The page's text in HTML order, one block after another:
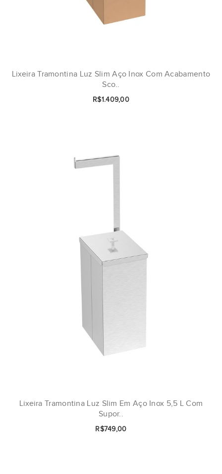
Lixeira Tramontina Luz Slim Aço Inox Com Acabamento
Sco..
R$1.409,00
Lixeira Tramontina Luz Slim Em Aço Inox 5,5 L Com
Supor..
R$749,00